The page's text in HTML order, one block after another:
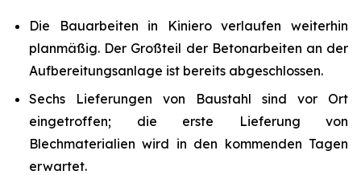
Die Bauarbeiten in Kiniero verlaufen weiterhin
planmäßig. Der Großteil der Betonarbeiten an der
Aufbereitungsanlage ist bereits abgeschlossen.
Sechs Lieferungen von Baustahl sind vor Ort
eingetroffen; die erste Lieferung von
Blechmaterialien wird in den kommenden Tagen
erwartet.